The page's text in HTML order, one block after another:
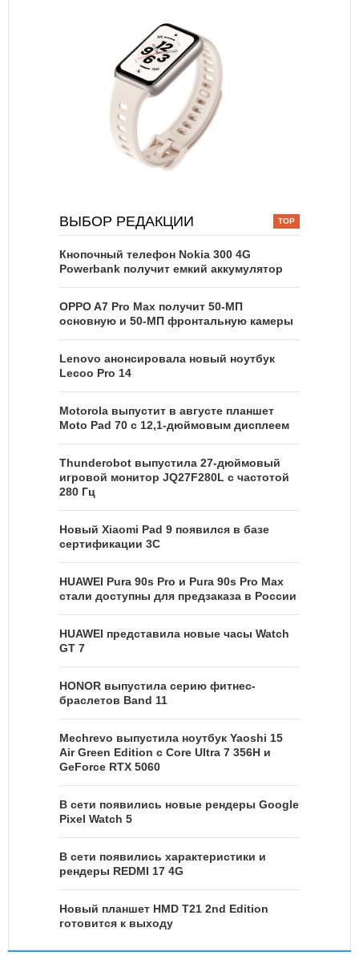
ВЫБОР РЕДАКЦИИ
Кнопочный телефон Nokia 300 4G
Powerbank получит емкий аккумулятор
OPPO A7 Pro Max получит 50-МП
основную и 50-МП фронтальную камеры
Lenovo анонсировала новый ноутбук
Lecoo Pro 14
Motorola выпустит в августе планшет
Moto Pad 70 с 12,1-дюймовым дисплеем
Thunderobot выпустила 27-дюймовый
игровой монитор JQ27F280L с частотой
280 Гц
Новый Xiaomi Pad 9 появился в базе
сертификации 3C
HUAWEI Pura 90s Pro и Pura 90s Pro Max
стали доступны для предзаказа в России
HUAWEI представила новые часы Watch
GT 7
HONOR выпустила серию фитнес-
браслетов Band 11
Mechrevo выпустила ноутбук Yaoshi 15
Air Green Edition с Core Ultra 7 356H и
GeForce RTX 5060
В сети появились новые рендеры Google
Pixel Watch 5
В сети появились характеристики и
рендеры REDMI 17 4G
Новый планшет HMD T21 2nd Edition
готовится к выходу